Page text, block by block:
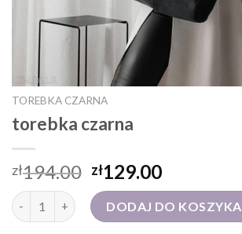
TOREBKA CZARNA
torebka czarna
zł194.00 zł129.00
ilość torebka czarnaDODAJ DO KOSZYKA